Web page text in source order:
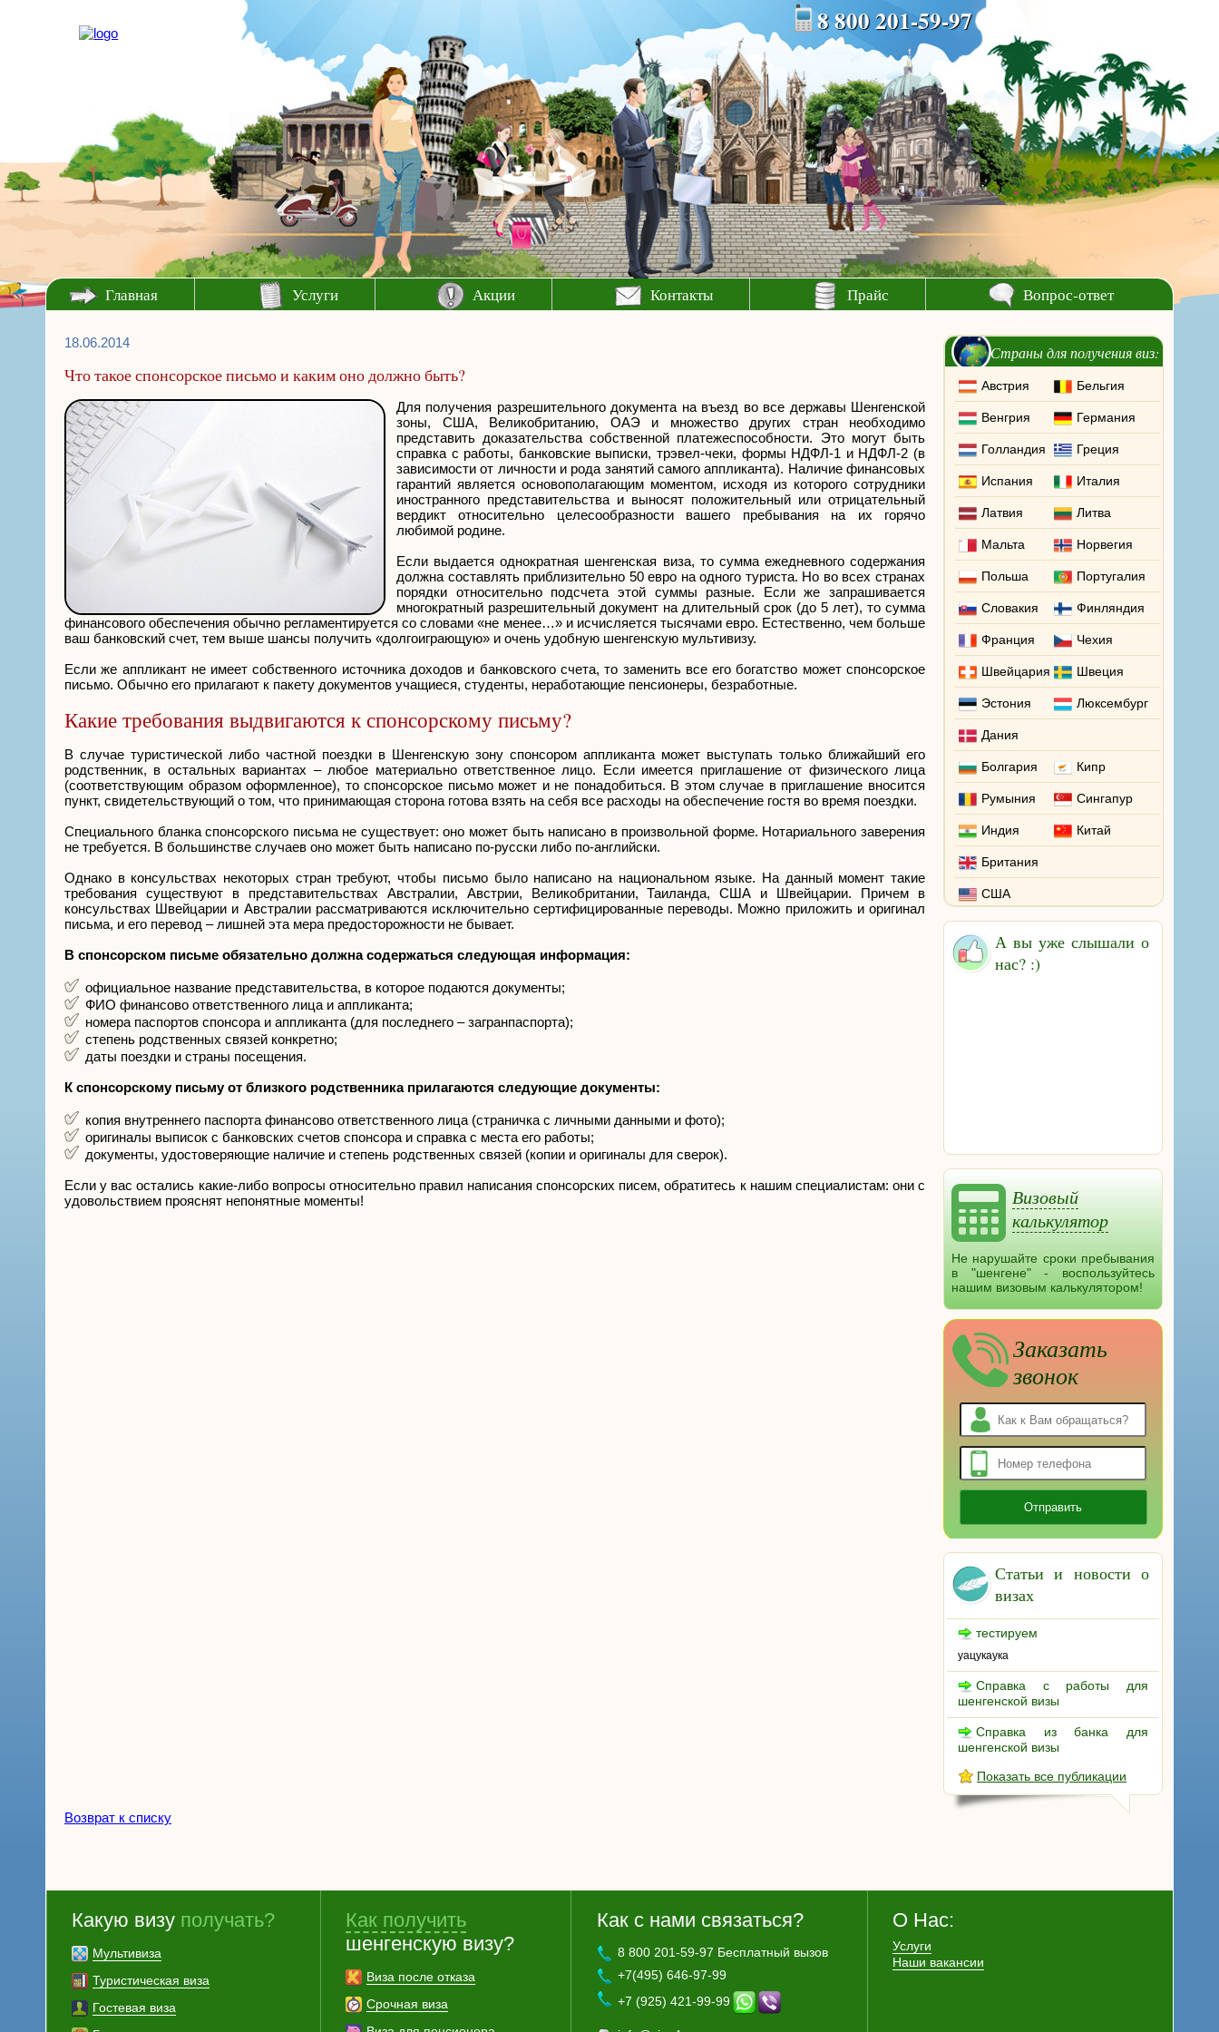
8 800 201-59-97
Главная Услуги Акции Контакты Прайс Вопрос-ответ
Страны для получения виз:
Австрия Бельгия
Венгрия Германия
Голландия Греция
Испания Италия
Латвия Литва
Мальта Норвегия
Польша Португалия
Словакия Финляндия
Франция Чехия
Швейцария Швеция
Эстония Люксембург
Дания
Болгария Кипр
Румыния Сингапур
Индия Китай
Британия
США
А вы уже слышали о
нас? :)
Визовый
калькулятор
Не нарушайте сроки пребывания
в "шенгене" - воспользуйтесь
нашим визовым калькулятором!
Заказать
звонок
Статьи и новости о
визах
тестируем
уацукаука
Справка с работы для
шенгенской визы
Справка из банка для
шенгенской визы
Показать все публикации
18.06.2014
Что такое спонсорское письмо и каким оно должно быть?
Для получения разрешительного документа на въезд во все державы Шенгенской
зоны, США, Великобританию, ОАЭ и множество других стран необходимо
представить доказательства собственной платежеспособности. Это могут быть
справка с работы, банковские выписки, трэвел-чеки, формы НДФЛ-1 и НДФЛ-2 (в
зависимости от личности и рода занятий самого аппликанта). Наличие финансовых
гарантий является основополагающим моментом, исходя из которого сотрудники
иностранного представительства и выносят положительный или отрицательный
вердикт относительно целесообразности вашего пребывания на их горячо
любимой родине.
Если выдается однократная шенгенская виза, то сумма ежедневного содержания
должна составлять приблизительно 50 евро на одного туриста. Но во всех странах
порядки относительно подсчета этой суммы разные. Если же запрашивается
многократный разрешительный документ на длительный срок (до 5 лет), то сумма
финансового обеспечения обычно регламентируется со словами «не менее…» и исчисляется тысячами евро. Естественно, чем больше
ваш банковский счет, тем выше шансы получить «долгоиграющую» и очень удобную шенгенскую мультивизу.
Если же аппликант не имеет собственного источника доходов и банковского счета, то заменить все его богатство может спонсорское
письмо. Обычно его прилагают к пакету документов учащиеся, студенты, неработающие пенсионеры, безработные.
Какие требования выдвигаются к спонсорскому письму?
В случае туристической либо частной поездки в Шенгенскую зону спонсором аппликанта может выступать только ближайший его
родственник, в остальных вариантах – любое материально ответственное лицо. Если имеется приглашение от физического лица
(соответствующим образом оформленное), то спонсорское письмо может и не понадобиться. В этом случае в приглашение вносится
пункт, свидетельствующий о том, что принимающая сторона готова взять на себя все расходы на обеспечение гостя во время поездки.
Специального бланка спонсорского письма не существует: оно может быть написано в произвольной форме. Нотариального заверения
не требуется. В большинстве случаев оно может быть написано по-русски либо по-английски.
Однако в консульствах некоторых стран требуют, чтобы письмо было написано на национальном языке. На данный момент такие
требования существуют в представительствах Австралии, Австрии, Великобритании, Таиланда, США и Швейцарии. Причем в
консульствах Швейцарии и Австралии рассматриваются исключительно сертифицированные переводы. Можно приложить и оригинал
письма, и его перевод – лишней эта мера предосторожности не бывает.
В спонсорском письме обязательно должна содержаться следующая информация:
официальное название представительства, в которое подаются документы;
ФИО финансово ответственного лица и аппликанта;
номера паспортов спонсора и аппликанта (для последнего – загранпаспорта);
степень родственных связей конкретно;
даты поездки и страны посещения.
К спонсорскому письму от близкого родственника прилагаются следующие документы:
копия внутреннего паспорта финансово ответственного лица (страничка с личными данными и фото);
оригиналы выписок с банковских счетов спонсора и справка с места его работы;
документы, удостоверяющие наличие и степень родственных связей (копии и оригиналы для сверок).
Если у вас остались какие-либо вопросы относительно правил написания спонсорских писем, обратитесь к нашим специалистам: они с
удовольствием прояснят непонятные моменты!
Возврат к списку
Какую визу получать?
Мультивиза
Туристическая виза
Гостевая виза
Как получить
шенгенскую визу?
Виза после отказа
Срочная виза
Как с нами связаться?
8 800 201-59-97 Бесплатный вызов
+7(495) 646-97-99
+7 (925) 421-99-99
О Нас:
Услуги
Наши вакансии